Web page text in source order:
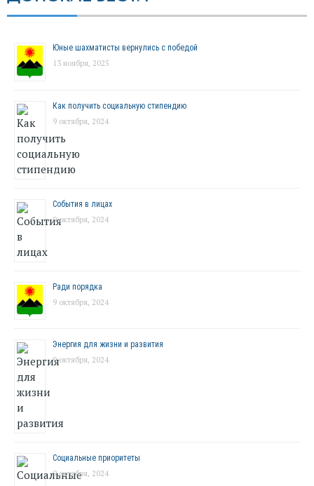
Юные шахматисты вернулись с победой
13 ноября, 2025
Как получить социальную стипендию
9 октября, 2024
События в лицах
9 октября, 2024
Ради порядка
9 октября, 2024
Энергия для жизни и развития
9 октября, 2024
Социальные приоритеты
9 октября, 2024